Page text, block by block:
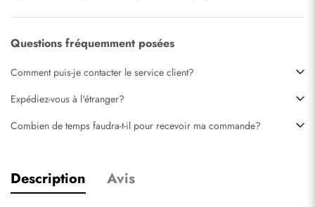
Questions fréquemment posées
Comment puis-je contacter le service client?
Expédiez-vous à l'étranger?
Combien de temps faudra-t-il pour recevoir ma commande?
Description Avis